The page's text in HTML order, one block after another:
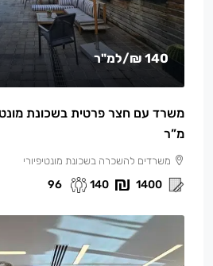
140 ₪ /למ"ר
מ”ר
משרדים להשכרה בשכונת מונטיפיורי
1400
140
96